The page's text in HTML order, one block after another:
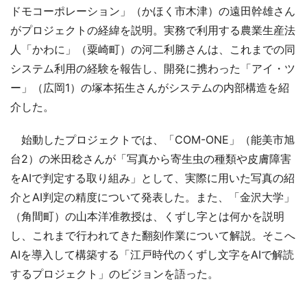
ドモコーポレーション」（かほく市木津）の遠田幹雄さん
がプロジェクトの経緯を説明。実務で利用する農業生産法
人「かわに」（粟崎町）の河二利勝さんは、これまでの同
システム利用の経験を報告し、開発に携わった「アイ・ツ
ー」（広岡1）の塚本拓生さんがシステムの内部構造を紹
介した。
始動したプロジェクトでは、「COM-ONE」（能美市旭
台2）の米田稔さんが「写真から寄生虫の種類や皮膚障害
をAIで判定する取り組み」として、実際に用いた写真の紹
介とAI判定の精度について発表した。また、「金沢大学」
（角間町）の山本洋准教授は、くずし字とは何かを説明
し、これまで行われてきた翻刻作業について解説。そこへ
AIを導入して構築する「江戸時代のくずし文字をAIで解読
するプロジェクト」のビジョンを語った。